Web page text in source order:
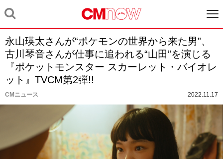
永⼭瑛太さんが“ポケモンの世界から来た男”、
古川琴⾳さんが仕事に追われる“⼭⽥”を演じる
『ポケットモンスター スカーレット・バイオレ
ット』TVCM第2弾!!
CMニュース 2022.11.17